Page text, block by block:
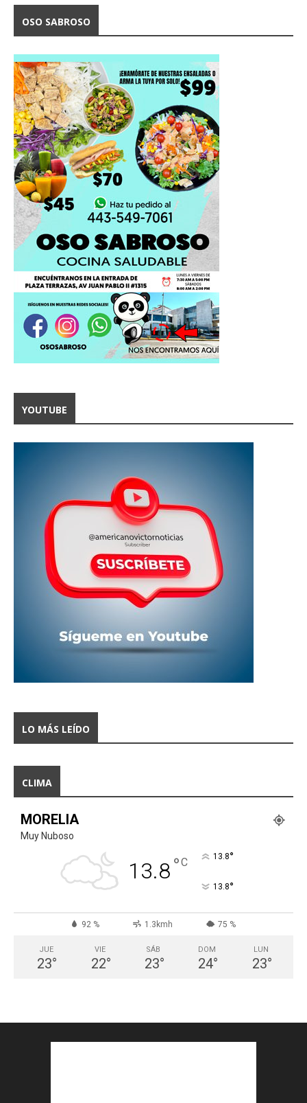
OSO SABROSO
YOUTUBE
LO MÁS LEÍDO
CLIMA
MORELIA
Muy Nuboso
13.8°C 13.8°
13.8°
92 % 1.3kmh 75 %
JUE
23°
VIE
22°
SÁB
23°
DOM
24°
LUN
23°